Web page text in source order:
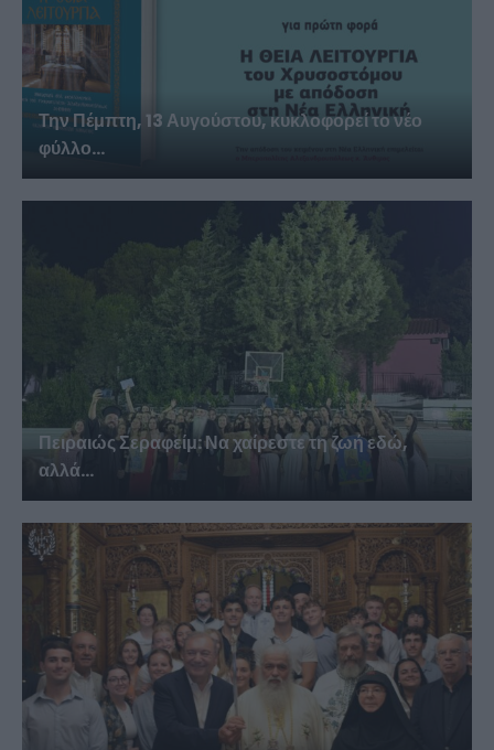
Την Πέμπτη, 13 Αυγούστου, κυκλοφορεί το νέο
φύλλο...
Πειραιώς Σεραφείμ: Να χαίρεστε τη ζωή εδώ,
αλλά...